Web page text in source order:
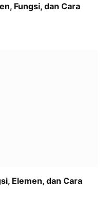
Fungsi, dan Cara
Elemen, dan Cara